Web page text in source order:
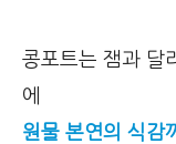
콩포트는 잼과 달
에
원물 본연의 식감